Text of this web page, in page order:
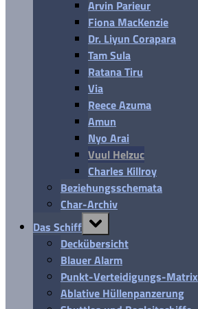
Arvin Parieur
Fiona MacKenzie
Dr. Liyun Corapara
Tam Sula
Ratana Tiru
Via
Reece Azuma
Amun
Nyo Arai
Vuul Helzuc
Charles Killroy
Beziehungsschemata
Char-Archiv
Das Schiff
Toggle
sub-
menu
Deckübersicht
Blauer Alarm
Punkt-Verteidigungs-Matrix
Ablative Hüllenpanzerung